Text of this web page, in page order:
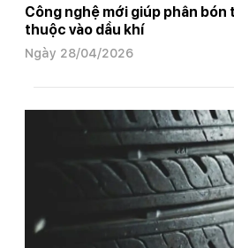
Công nghệ mới giúp phân bón
thuộc vào dầu khí
Ngày 28/04/2026